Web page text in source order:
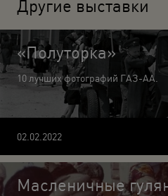
Другие выставки
«Полуторка»
10 лучших фотографий ГАЗ-АА.
02.02.2022
Масленичные